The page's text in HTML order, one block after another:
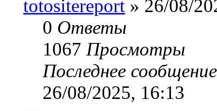
totositereport » 26/08/
0 Ответы
1067 Просмотры
Последнее
26/08/2025, 16:13